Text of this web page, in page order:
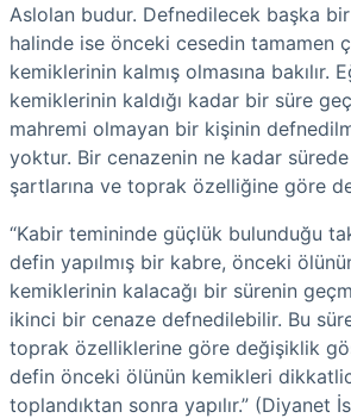
Aslolan budur. Defnedilecek başka
halinde ise önceki cesedin tamamen
kemiklerinin kalmış olmasına bakılır.
kemiklerinin kaldığı kadar bir süre
mahremi olmayan bir kişinin
yoktur. Bir cenazenin ne kadar
şartlarına ve toprak özelliğine göre
“Kabir temininde güçlük bulunduğu
defin yapılmış bir kabre, önceki
kemiklerinin kalacağı bir sürenin
ikinci bir cenaze defnedilebilir. Bu
toprak özelliklerine göre değişiklik
defin önceki ölünün kemikleri
toplandıktan sonra yapılır.” (Diyanet